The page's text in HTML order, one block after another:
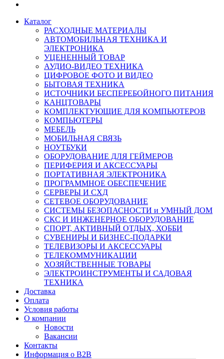
Каталог
РАСХОДНЫЕ МАТЕРИАЛЫ
АВТОМОБИЛЬНАЯ ТЕХНИКА И
ЭЛЕКТРОНИКА
УЦЕНЕННЫЙ ТОВАР
АУДИО-ВИДЕО ТЕХНИКА
ЦИФРОВОЕ ФОТО И ВИДЕО
БЫТОВАЯ ТЕХНИКА
ИСТОЧНИКИ БЕСПЕРЕБОЙНОГО ПИТАНИЯ
КАНЦТОВАРЫ
КОМПЛЕКТУЮЩИЕ ДЛЯ КОМПЬЮТЕРОВ
КОМПЬЮТЕРЫ
МЕБЕЛЬ
МОБИЛЬНАЯ СВЯЗЬ
НОУТБУКИ
ОБОРУДОВАНИЕ ДЛЯ ГЕЙМЕРОВ
ПЕРИФЕРИЯ И АКСЕССУАРЫ
ПОРТАТИВНАЯ ЭЛЕКТРОНИКА
ПРОГРАММНОЕ ОБЕСПЕЧЕНИЕ
СЕРВЕРЫ И СХД
СЕТЕВОЕ ОБОРУДОВАНИЕ
СИСТЕМЫ БЕЗОПАСНОСТИ и УМНЫЙ ДОМ
СКС И ИНЖЕНЕРНОЕ ОБОРУДОВАНИЕ
СПОРТ, АКТИВНЫЙ ОТДЫХ, ХОББИ
СУВЕНИРЫ И БИЗНЕС-ПОДАРКИ
ТЕЛЕВИЗОРЫ И АКСЕССУАРЫ
ТЕЛЕКОММУНИКАЦИИ
ХОЗЯЙСТВЕННЫЕ ТОВАРЫ
ЭЛЕКТРОИНСТРУМЕНТЫ И САДОВАЯ
ТЕХНИКА
Доставка
Оплата
Условия работы
О компании
Новости
Вакансии
Контакты
Информация о B2B